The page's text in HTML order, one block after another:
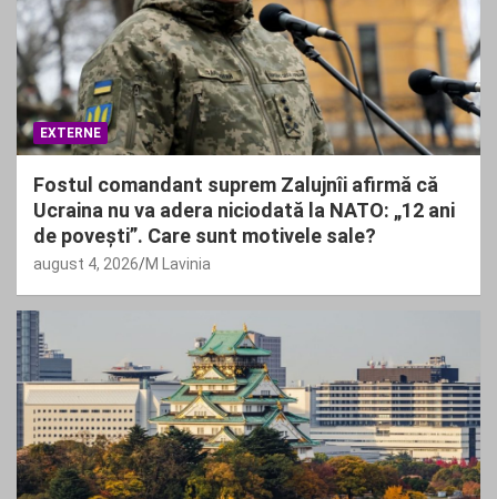
EXTERNE
Fostul comandant suprem Zalujnîi afirmă că
Ucraina nu va adera niciodată la NATO: „12 ani
de povești”. Care sunt motivele sale?
august 4, 2026 M Lavinia